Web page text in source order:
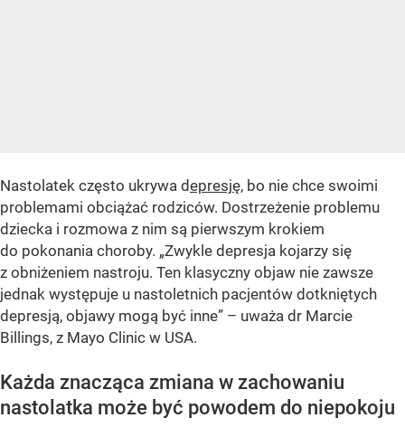
Nastolatek często ukrywa depresję, bo nie chce swoimi
problemami obciążać rodziców. Dostrzeżenie problemu
dziecka i rozmowa z nim są pierwszym krokiem
do pokonania choroby. „Zwykle depresja kojarzy się
z obniżeniem nastroju. Ten klasyczny objaw nie zawsze
jednak występuje u nastoletnich pacjentów dotkniętych
depresją, objawy mogą być inne” – uważa dr Marcie
Billings, z Mayo Clinic w USA.
Każda znacząca zmiana w zachowaniu
nastolatka może być powodem do niepokoju